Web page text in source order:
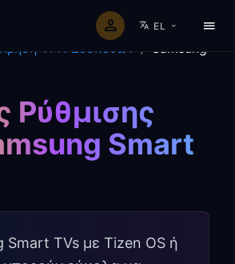
EL
VPN Συσκευών /
Samsung
Ρύθμισης
Smart
Smart TVs με Tizen OS ή